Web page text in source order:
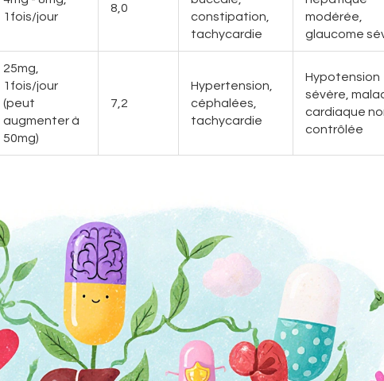
1fois/jour
8,0
constipation,
tachycardie
modérée,
glaucome
25mg,
1fois/jour
(peut
augmenter à
50mg)
7,2
Hypertension,
céphalées,
tachycardie
Hypotension
sévère,
cardiaque
contrôlée